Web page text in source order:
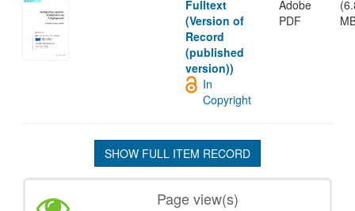
Fulltext
(Version of
Record
(published
version))
Adobe
PDF
In
Copyright
SHOW FULL ITEM RECORD
Page view(s)